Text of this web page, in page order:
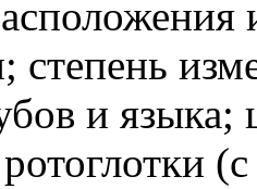
степень
и